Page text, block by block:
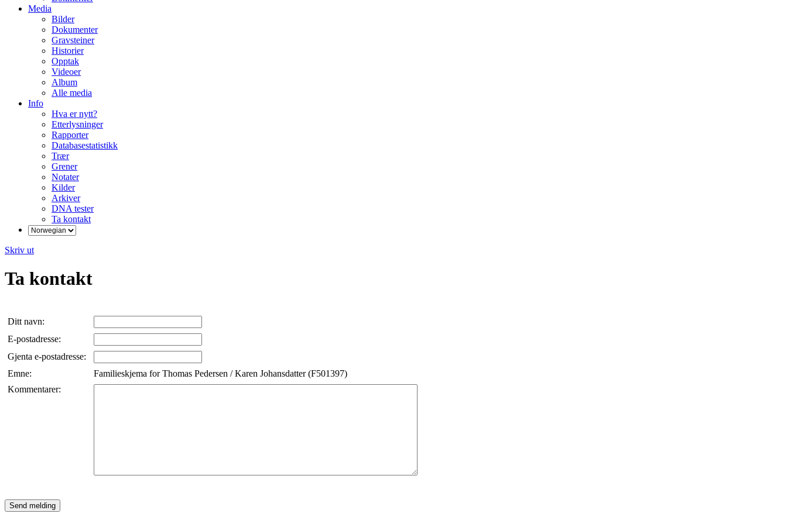
Media
Bilder
Dokumenter
Gravsteiner
Historier
Opptak
Videoer
Album
Alle media
Info
Hva er nytt?
Etterlysninger
Rapporter
Databasestatistikk
Trær
Grener
Notater
Kilder
Arkiver
DNA tester
Ta kontakt
Skriv ut
Ta kontakt
Ditt navn:
E-postadresse:
Gjenta e-postadresse:
Emne:
Familieskjema for Thomas Pedersen / Karen Johansdatter (F501397)
Kommentarer: